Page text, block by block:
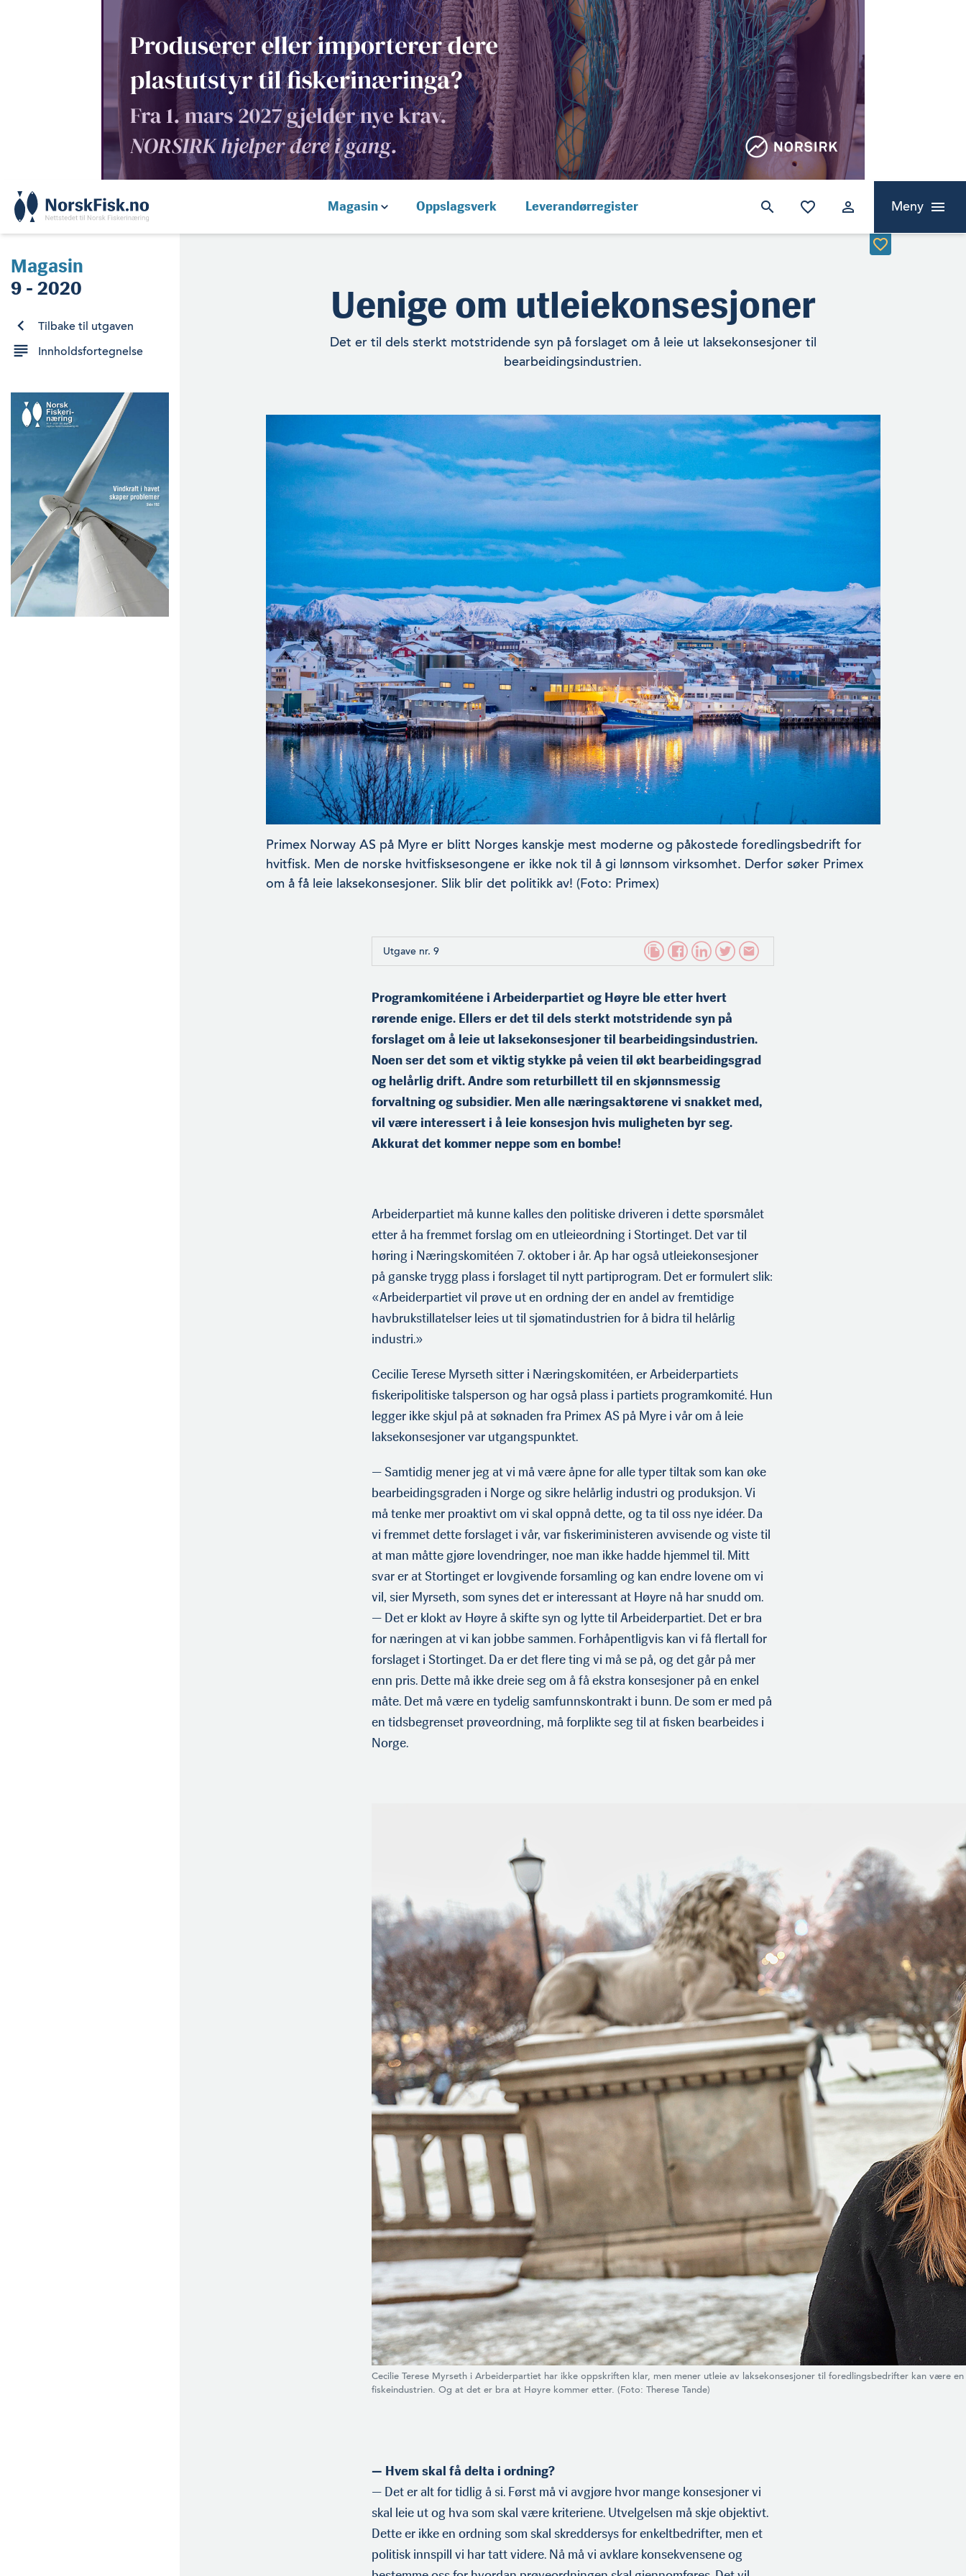
Magasin Oppslagsverk Leverandørregister Meny
Magasin
9 - 2020
Tilbake til utgaven
Innholdsfortegnelse
Uenige om utleiekonsesjoner
Det er til dels sterkt motstridende syn på forslaget om å leie ut laksekonsesjoner til
bearbeidingsindustri­en.
Primex Norway AS på Myre er blitt Norges kanskje mest moderne og påkostede foredlingsbedrift for
hvitfisk. Men de norske hvitfisk­sesongene er ikke nok til å gi lønnsom virksomhet. Derfor søker Primex
om å få leie laksekonsesjoner. Slik blir det politikk av! (Foto: Primex)
Utgave nr. 9
Programkomitéene i Arbeiderpartiet og Høyre ble etter hvert
rørende enige. Ellers er det til dels sterkt motstridende syn på
forslaget om å leie ut laksekonsesjoner til bearbeidingsindustri­en.
Noen ser det som et viktig stykke på veien til økt bearbei­dingsgrad
og helårlig drift. Andre som returbillett til en skjønnsmessig
forvaltning og subsidier. Men alle næringsaktørene vi snakket med,
vil være interessert i å leie konsesjon hvis muligheten byr seg.
Akkurat det kommer neppe som en bombe!
Arbeiderpartiet må kunne kalles den politiske driveren i dette spørsmålet
etter å ha fremmet forslag om en utleieordning i Stortinget. Det var til
høring i Næringskomitéen 7. oktober i år. Ap har også utleiekonsesjoner
på ganske trygg plass i forslaget til nytt partiprogram. Det er formulert slik:
«Arbeiderpartiet vil prøve ut en ordning der en andel av fremtidige
havbrukstilla­telser leies ut til sjømatindustrien for å bidra til helårlig
industri.»
Cecilie Terese Myrseth sitter i Næringskomitéen, er Arbeiderpar­tiets
fiskeripolitiske talsperson og har også plass i partiets programkomité. Hun
legger ikke skjul på at søknaden fra Primex AS på Myre i vår om å leie
laksekonsesjoner var utgangspunktet.
— Samtidig mener jeg at vi må være åpne for alle typer tiltak som kan øke
bearbeidingsgraden i Norge og sikre helårlig industri og produksjon. Vi
må tenke mer proaktivt om vi skal oppnå dette, og ta til oss nye idéer. Da
vi fremmet dette forslaget i vår, var fiskeriministeren avvisende og viste til
at man måtte gjøre lovendringer, noe man ikke hadde hjemmel til. Mitt
svar er at Stortinget er lovgivende forsamling og kan endre lovene om vi
vil, sier Myrseth, som synes det er interessant at Høyre nå har snudd om.
— Det er klokt av Høyre å skifte syn og lytte til Arbeiderpar­tiet. Det er bra
for næringen at vi kan jobbe sammen. Forhåpen­tligvis kan vi få flertall for
forslaget i Stortinget. Da er det flere ting vi må se på, og det går på mer
enn pris. Dette må ikke dreie seg om å få ekstra konsesjoner på en enkel
måte. Det må være en tydelig samfunnskontrakt i bunn. De som er med på
en tidsbegrenset prøveordning, må forplikte seg til at fisken bear­beides i
Norge.
Cecilie Terese Myrseth i Arbeiderpartiet har ikke oppskriften klar, men mener utleie av laksekonsesjoner til foredlingsbedrift­er kan være
fiskeindustrien. Og at det er bra at Høyre kommer etter. (Foto: Therese Tande)
— Hvem skal få delta i ordning?
— Det er alt for tidlig å si. Først må vi avgjøre hvor mange konsesjoner vi
skal leie ut og hva som skal være kriteriene. Utvelgelsen må skje objektivt.
Dette er ikke en ordning som skal skreddersys for enkeltbedrifter, men et
politisk innspill vi har tatt videre. Nå må vi avklare konsekvensene og